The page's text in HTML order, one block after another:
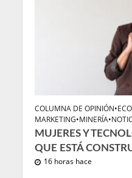
COLUMNA DE OPINIÓN•
MARKETING•MINERÍA•
MUJERES Y
QUE ESTÁ
16 horas hace